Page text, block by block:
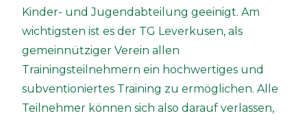
Kinder- und Jugendabteilung geeinigt. Am
wichtigsten ist es der TG Leverkusen, als
gemeinnütziger Verein allen
Trainingsteilnehmern ein hochwertiges und
subventioniertes Training zu ermöglichen. Alle
Teilnehmer können sich also darauf verlassen,